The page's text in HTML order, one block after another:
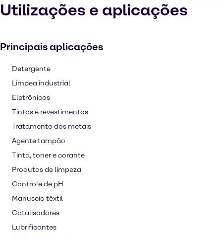
Utilizações e aplicações
Principais aplicações
Detergente
Limpea industrial
Eletrônicos
Tintas e revestimentos
Tratamento dos metais
Agente tampão
Tinta, toner e corante
Produtos de limpeza
Controle de pH
Manuseio têxtil
Catalisadores
Lubrificantes